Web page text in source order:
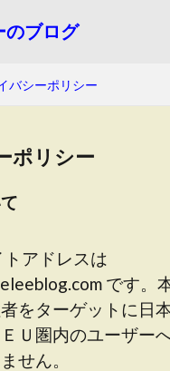
のブログ
バシーポリシー
ポリシー
アドレスは
です。
をターゲットに日
Ｕ圏内のユーザー
せん。